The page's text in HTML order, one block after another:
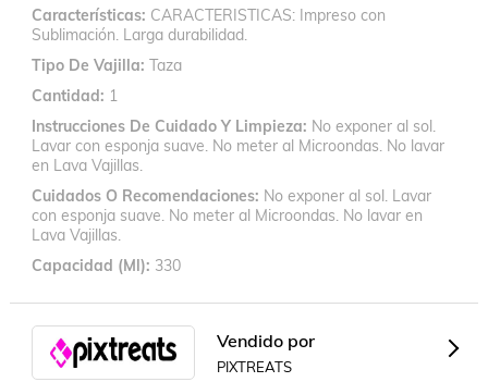
Características CARACTERISTICAS: Impreso con
Sublimación. Larga durabilidad.
Tipo De Vajilla Taza
Cantidad
1
Instrucciones De Cuidado Y Limpieza No exponer al sol.
Lavar con esponja suave. No meter al Microondas. No lavar
en Lava Vajillas.
Cuidados O Recomendaciones No exponer al sol. Lavar
con esponja suave. No meter al Microondas. No lavar en
Lava Vajillas.
Capacidad (ml) 330
Vendido por
PIXTREATS